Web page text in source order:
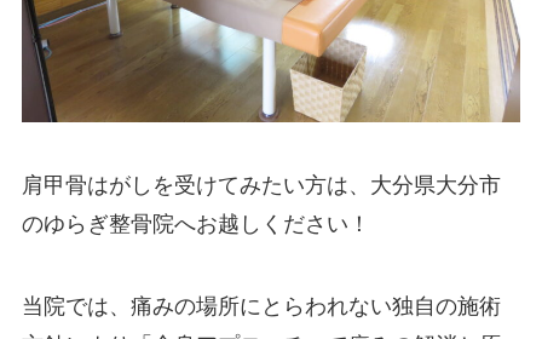
肩甲骨はがしを受けてみたい方は、大分県大分市
のゆらぎ整骨院へお越しください！
当院では、痛みの場所にとらわれない独自の施術